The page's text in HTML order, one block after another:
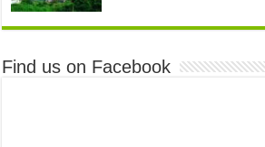
Find us on Facebook